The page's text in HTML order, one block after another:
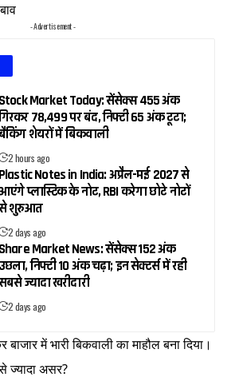
- Advertisement -
Stock Market Today: सेंसेक्स 455 अंक
78,499 पर बंद, निफ्टी 65 अंक टूटा;
शेयरों में बिकवाली
2 hours ago
Plastic Notes in India: अप्रैल-मई 2027 से
आएंगे प्लास्टिक के नोट, RBI करेगा छोटे नोटों
शुरुआत
2 days ago
Share Market News: सेंसेक्स 152 अंक
निफ्टी 10 अंक चढ़ा; इन सेक्टर्स में रही
ज्यादा खरीदारी
2 days ago
में भारी बिकवाली का माहौल बना दिया।
ज्यादा असर?